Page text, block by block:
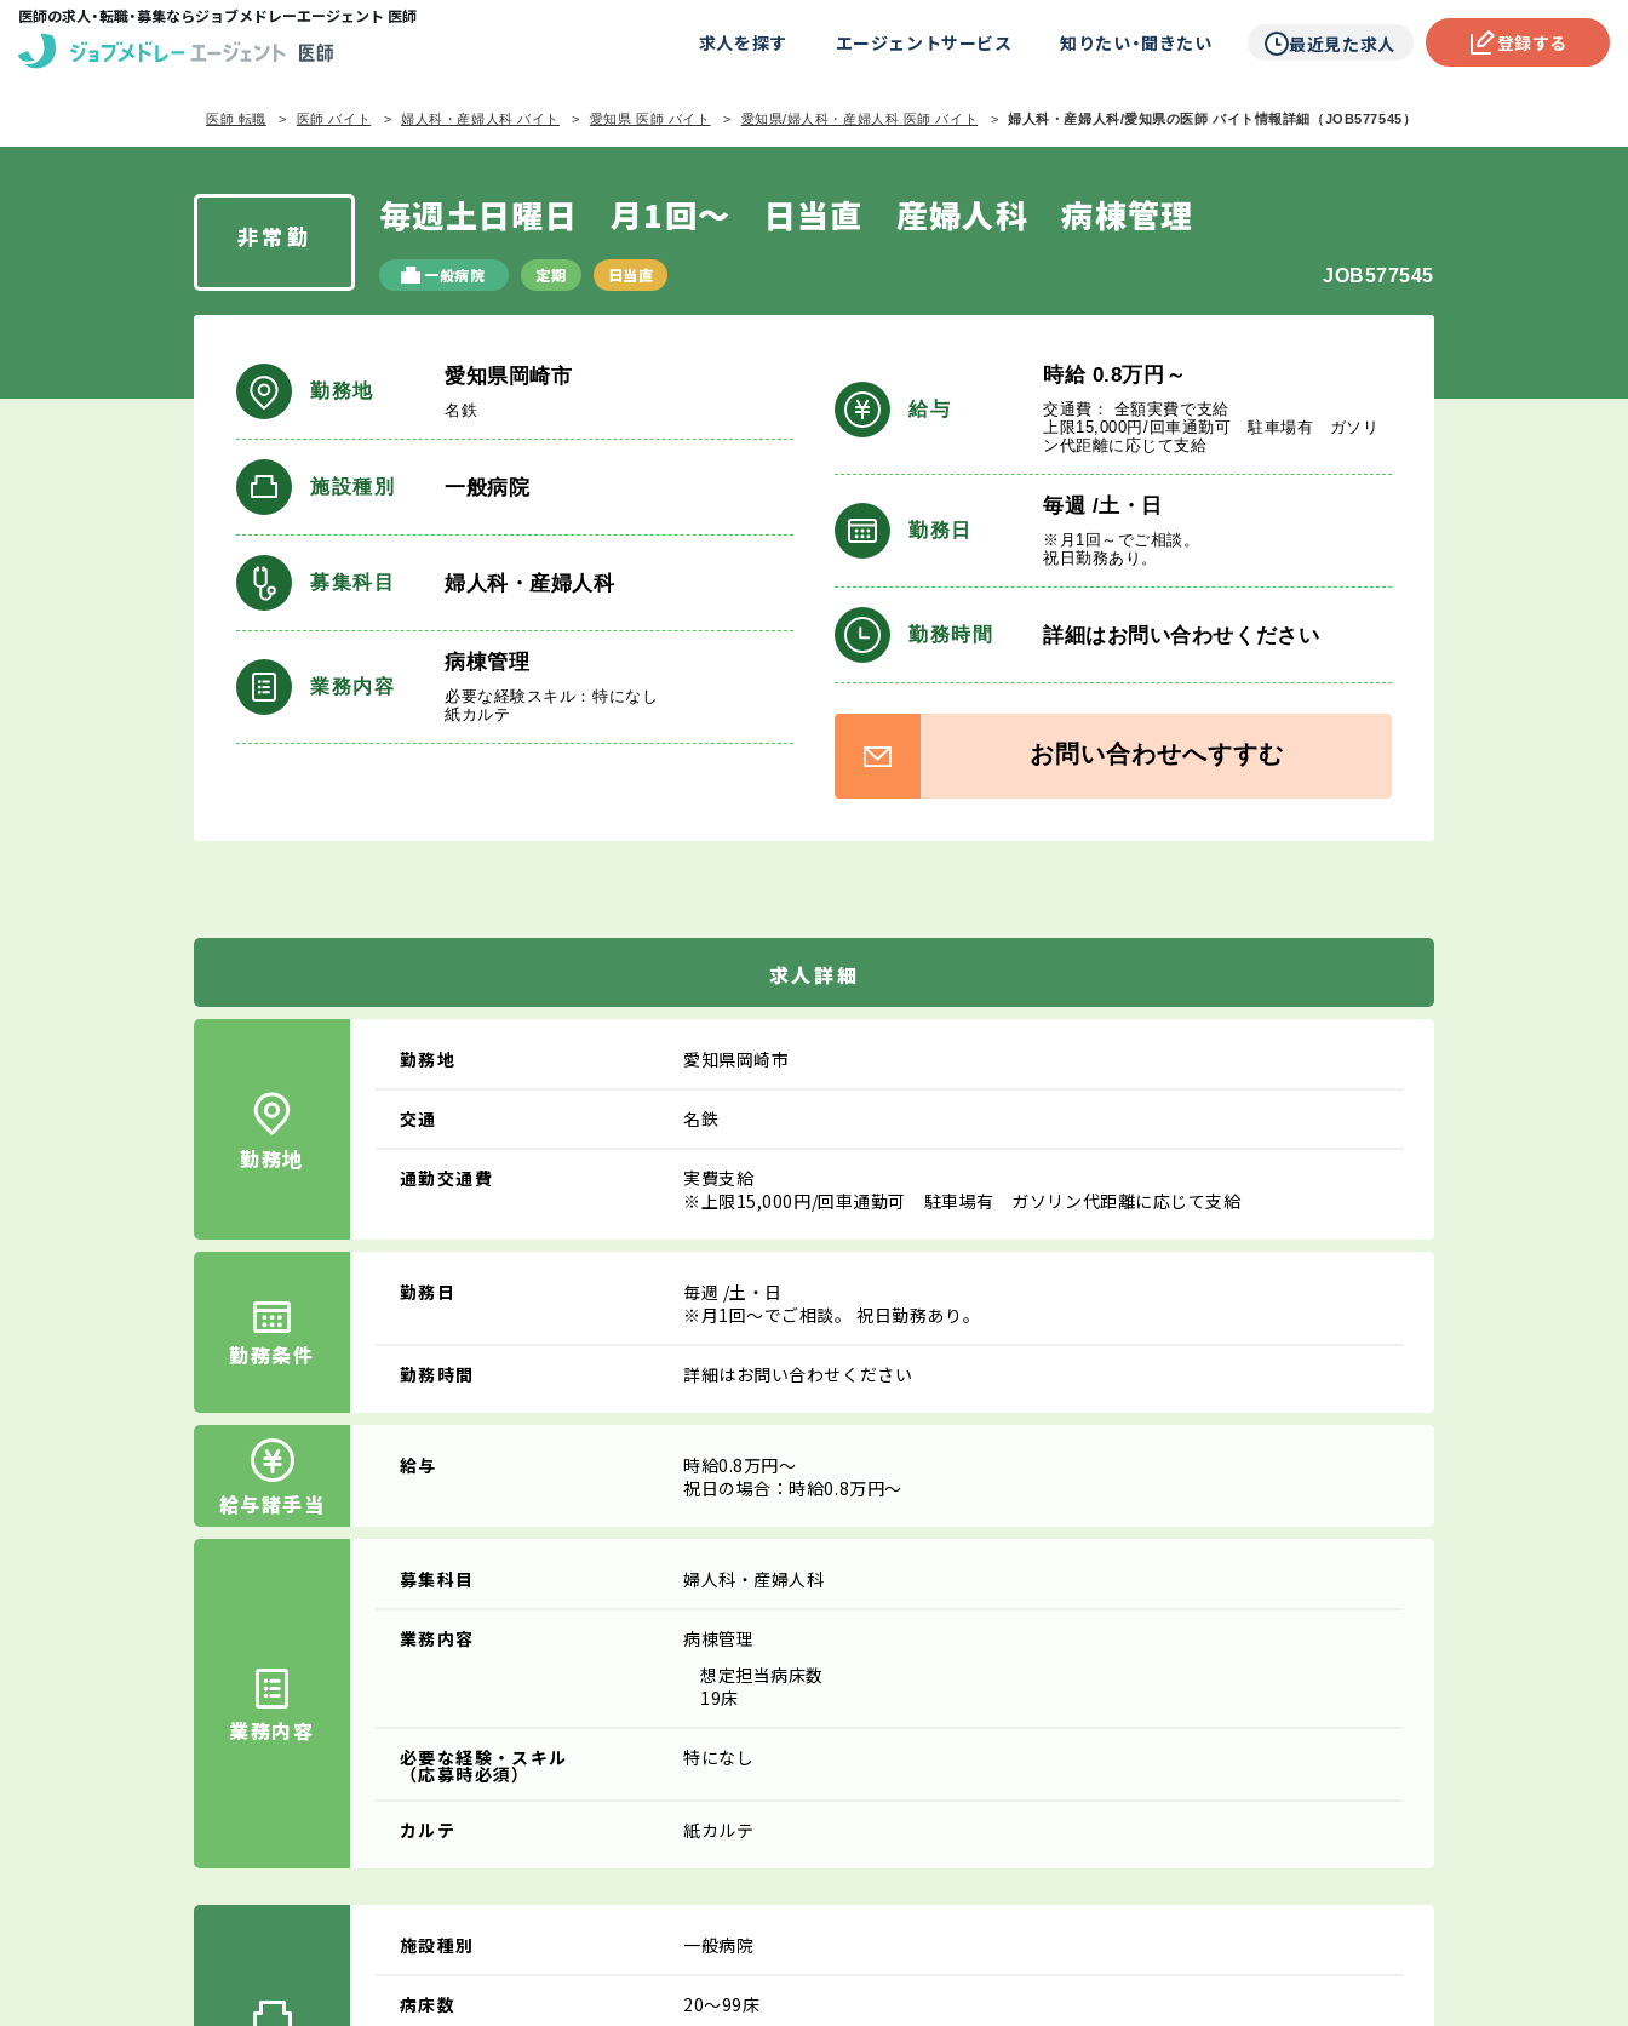
医師の求人・転職・募集ならジョブメドレーエージェント 医師
求人を探す エージェントサービス 知りたい・聞きたい 最近見た求人 登録する
医師 転職 医師 バイト 婦人科・産婦人科 バイト 愛知県 医師 バイト 愛知県/婦人科・産婦人科 医師 バイト 婦人科・産婦人科/愛知県の医師 バイト情報詳細（JOB577545）
非常勤 毎週土日曜日 月1回～ 日当直 産婦人科 病棟管理
一般病院 定期 日当直 JOB577545
勤務地
愛知県岡崎市
名鉄
施設種別 一般病院
募集科目 婦人科・産婦人科
業務内容
病棟管理
必要な経験スキル：特になし
紙カルテ
給与
時給0.8万円 ～
交通費： 全額実費で支給
上限15,000円/回車通勤可 駐車場有 ガソリ
ン代距離に応じて支給
勤務日
毎週 /土・日
※月1回～でご相談。
祝日勤務あり。
勤務時間 詳細はお問い合わせください
お問い合わせへすすむ
求人詳細
勤務地
勤務地 愛知県岡崎市
交通 名鉄
通勤交通費
実費支給
※上限15,000円/回車通勤可 駐車場有 ガソリン代距離に応じて支給
勤務条件
勤務日 毎週 /土・日
※月1回～でご相談。 祝日勤務あり。
勤務時間 詳細はお問い合わせください
給与諸手当
給与
時給0.8万円～
祝日の場合：時給0.8万円～
業務内容
募集科目 婦人科・産婦人科
業務内容
病棟管理
想定担当病床数
19床
必要な経験・スキル
（応募時必須）
特になし
カルテ 紙カルテ
施設種別 一般病院
病床数 20～99床